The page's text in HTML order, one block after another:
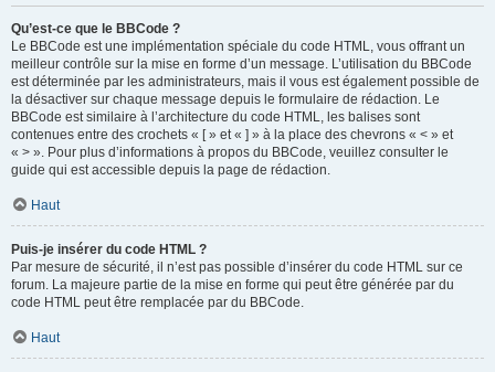
Qu’est-ce que le BBCode ?
Le BBCode est une implémentation spéciale du code HTML, vous offrant un
meilleur contrôle sur la mise en forme d’un message. L’utilisation du BBCode
est déterminée par les administrateurs, mais il vous est également possible de
la désactiver sur chaque message depuis le formulaire de rédaction. Le
BBCode est similaire à l’architecture du code HTML, les balises sont
contenues entre des crochets « [ » et « ] » à la place des chevrons « < » et
« > ». Pour plus d’informations à propos du BBCode, veuillez consulter le
guide qui est accessible depuis la page de rédaction.
Haut
Puis-je insérer du code HTML ?
Par mesure de sécurité, il n’est pas possible d’insérer du code HTML sur ce
forum. La majeure partie de la mise en forme qui peut être générée par du
code HTML peut être remplacée par du BBCode.
Haut